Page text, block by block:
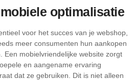
optimalisatie
voor het succes van je webshop,
meer consumenten hun aankopen
Een mobielvriendelijke website zorgt
en aangename ervaring
dat ze gebruiken. Dit is niet alleen